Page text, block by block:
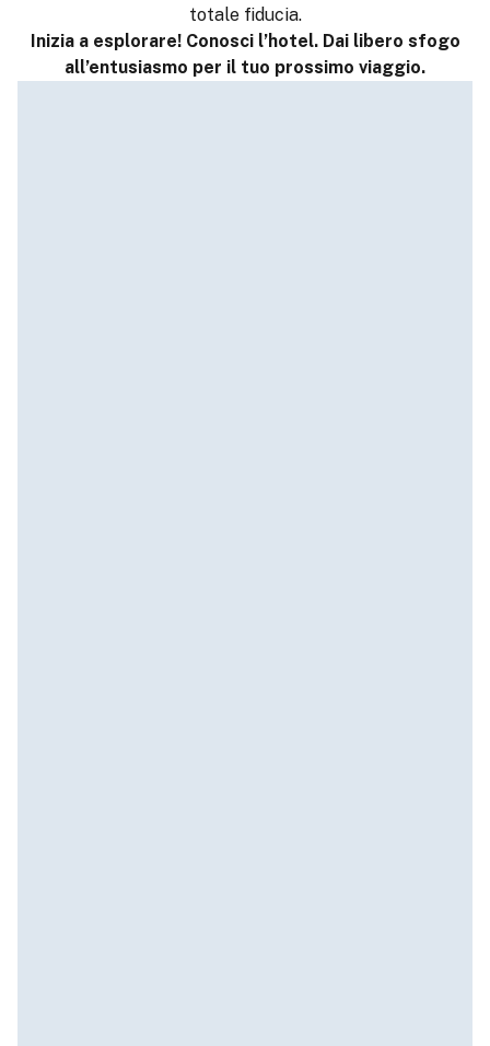
totale fiducia.
Inizia a esplorare! Conosci l’hotel. Dai libero sfogo
all’entusiasmo per il tuo prossimo viaggio.